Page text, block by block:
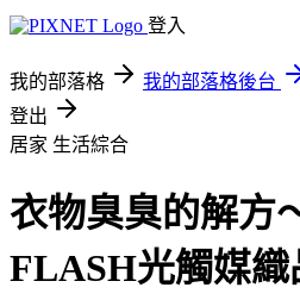
登入
我的部落格 我的部落格後台
登出
居家 生活綜合
衣物臭臭的解方
FLASH光觸媒織